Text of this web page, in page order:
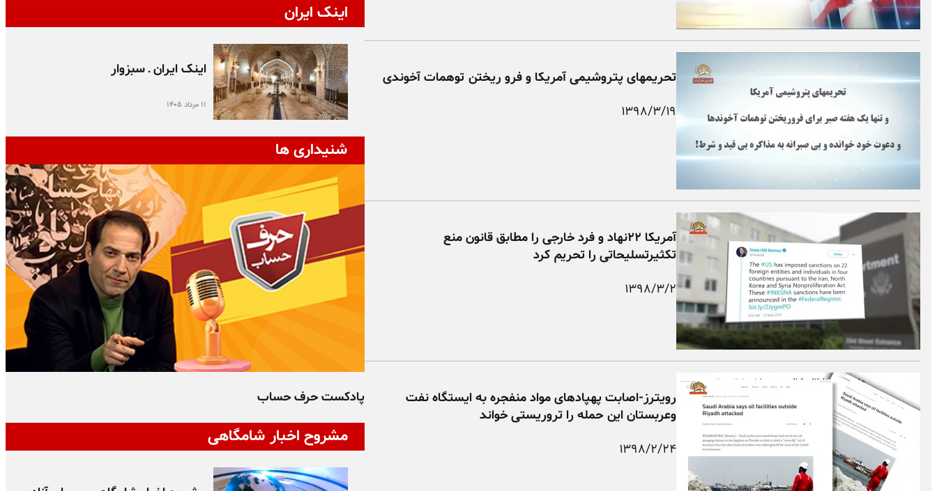
تحریمهای پتروشیمی آمریکا و فرو ریختن توهمات آخوندی
۱۳۹۸/۳/۱۹
آمریکا ۲۲نهاد و فرد خارجی را مطابق قانون منع
تکثیرتسلیحاتی را تحریم کرد
۱۳۹۸/۳/۲
رویترز-اصابت پهپادهای مواد منفجره به ایستگاه نفت
وعربستان این حمله را تروریستی خواند
۱۳۹۸/۲/۲۴
اینک ایران
اینک ایران ـ سبزوار
۱۱ مرداد ۱۴۰۵
شنیداری ها
پادکست حرف حساب
مشروح اخبار شامگاهی